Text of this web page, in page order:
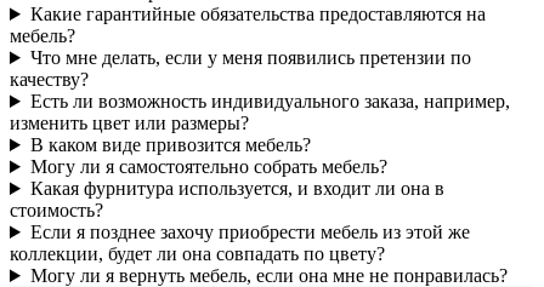
Какие гарантийные обязательства предоставляются на
мебель?
Что мне делать, если у меня появились претензии по
качеству?
Есть ли возможность индивидуального заказа, например,
изменить цвет или размеры?
В каком виде привозится мебель?
Могу ли я самостоятельно собрать мебель?
Какая фурнитура используется, и входит ли она в
стоимость?
Если я позднее захочу приобрести мебель из этой же
коллекции, будет ли она совпадать по цвету?
Могу ли я вернуть мебель, если она мне не понравилась?